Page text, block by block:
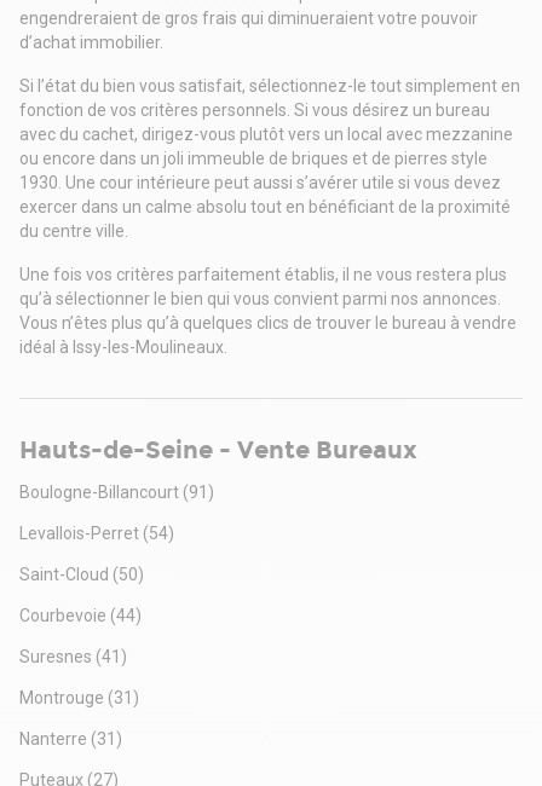
engendreraient de gros frais qui diminueraient votre pouvoir
d’achat immobilier.
Si l’état du bien vous satisfait, sélectionnez-le tout simplement en
fonction de vos critères personnels. Si vous désirez un bureau
avec du cachet, dirigez-vous plutôt vers un local avec mezzanine
ou encore dans un joli immeuble de briques et de pierres style
1930. Une cour intérieure peut aussi s’avérer utile si vous devez
exercer dans un calme absolu tout en bénéficiant de la proximité
du centre ville.
Une fois vos critères parfaitement établis, il ne vous restera plus
qu’à sélectionner le bien qui vous convient parmi nos annonces.
Vous n’êtes plus qu’à quelques clics de trouver le bureau à vendre
idéal à Issy-les-Moulineaux.
Hauts-de-Seine - Vente Bureaux
Boulogne-Billancourt (91)
Levallois-Perret (54)
Saint-Cloud (50)
Courbevoie (44)
Suresnes (41)
Montrouge (31)
Nanterre (31)
Puteaux (27)